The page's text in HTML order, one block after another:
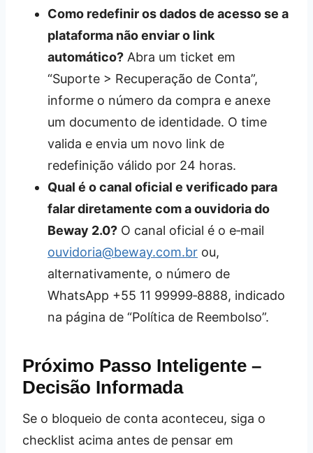
Como redefinir os dados de acesso se a
plataforma não enviar o link
automático? Abra um ticket em
“Suporte > Recuperação de Conta”,
informe o número da compra e anexe
um documento de identidade. O time
valida e envia um novo link de
redefinição válido por 24 horas.
Qual é o canal oficial e verificado para
falar diretamente com a ouvidoria do
Beway 2.0? O canal oficial é o e‑mail
ouvidoria@beway.com.br ou,
alternativamente, o número de
WhatsApp +55 11 99999‑8888, indicado
na página de “Política de Reembolso”.
Próximo Passo Inteligente –
Decisão Informada
Se o bloqueio de conta aconteceu, siga o
checklist acima antes de pensar em